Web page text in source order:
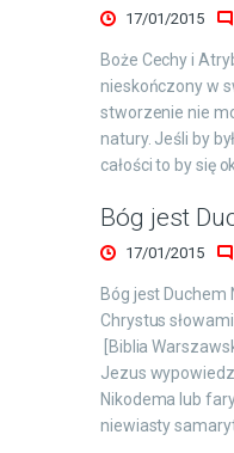
17/01/2015
Boże Cechy i
nieskończony w
stworzenie nie
natury. Jeśli by
całości to by się
Bóg jest
17/01/2015
Bóg jest Duchem
Chrystus
[Biblia
Jezus
Nikodema lub
niewiasty